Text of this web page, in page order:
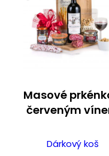
Masové
červeným
Dárkový koš